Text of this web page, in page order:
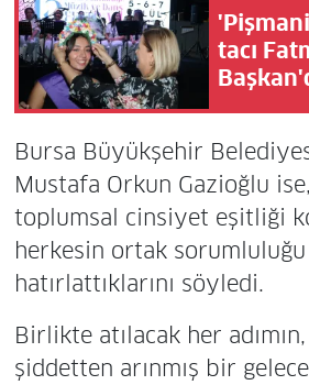
tacı
Bursa Büyükşehir
Mustafa Orkun Gazioğlu
toplumsal cinsiyet eşitliği
herkesin ortak
hatırlattıklarını söyledi.
Birlikte atılacak her
şiddetten arınmış bir